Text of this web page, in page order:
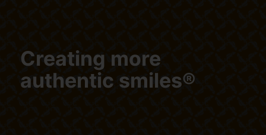
Creating more
authentic smiles®